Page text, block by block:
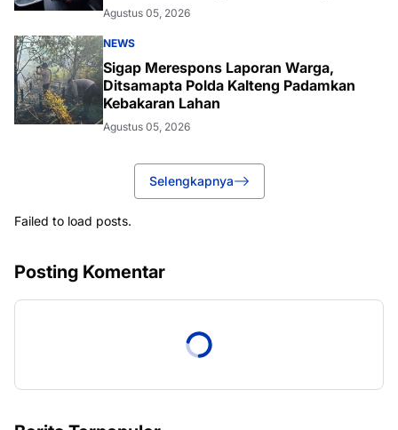
Agustus 05, 2026
NEWS
Sigap Merespons Laporan Warga,
Ditsamapta Polda Kalteng Padamkan
Kebakaran Lahan
Agustus 05, 2026
Selengkapnya
Failed to load posts.
Posting Komentar